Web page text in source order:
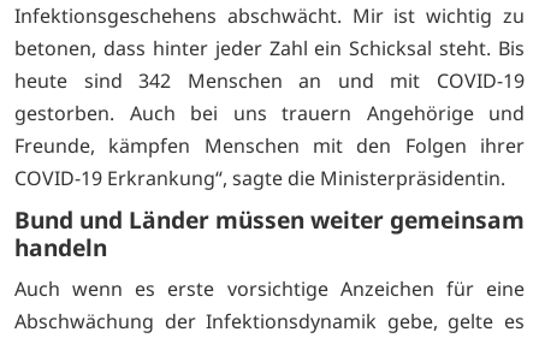
Infektionsgeschehens abschwächt. Mir ist wichtig zu
betonen, dass hinter jeder Zahl ein Schicksal steht. Bis
heute sind 342 Menschen an und mit COVID-19
gestorben. Auch bei uns trauern Angehörige und
Freunde, kämpfen Menschen mit den Folgen ihrer
COVID-19 Erkrankung“, sagte die Ministerpräsidentin.
Bund und Länder müssen weiter gemeinsam
handeln
Auch wenn es erste vorsichtige Anzeichen für eine
Abschwächung der Infektionsdynamik gebe, gelte es